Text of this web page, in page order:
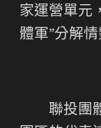
家運營單元
體軍”分解
聯投團體